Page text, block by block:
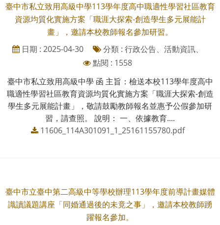
臺中市私立致用高級中學113學年度高中職適性學習社區教育
資源均質化實施方案「職涯大探索-創造學生多元展能計
畫」，邀請本校教師報名參加研習。
日期 : 2025-04-30
分類 : 行政公告、活動資訊、
點閱 : 1558
臺中市私立致用高級中學 函 主旨：檢送本校113學年度高中
職適性學習社區教育資源均質化實施方案「職涯大探索-創造
學生多元展能計畫」，敬請鼓勵教師報名並惠予公假參加研
習，請查照。 說明： 一、依據教育....
11606_114A301091_1_25161155780.pdf
臺中市立臺中第二高級中等學校辦理113學年度前導計畫媒體
識讀議題講座「同婚通過後的未竟之事」，邀請本校教師踴
躍報名參加。